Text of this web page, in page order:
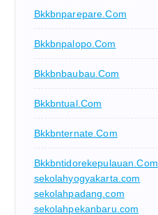
Bkkbnparepare.com
Bkkbnpalopo.com
Bkkbnbaubau.com
Bkkbntual.com
Bkkbnternate.com
Bkkbntidorekepulauan.com
sekolahyogyakarta.com
sekolahpadang.com
sekolahpekanbaru.com